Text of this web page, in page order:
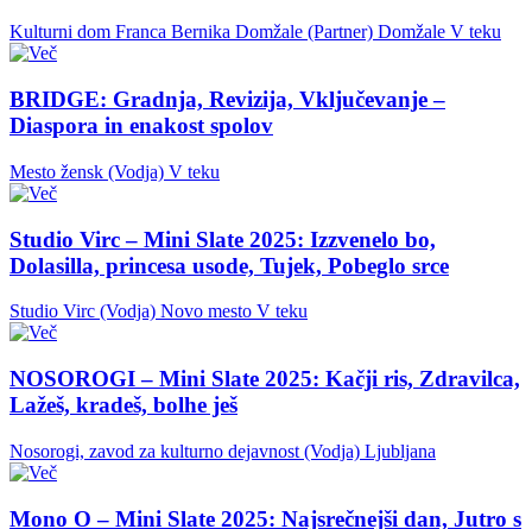
Kulturni dom Franca Bernika Domžale (Partner) Domžale V teku
BRIDGE: Gradnja, Revizija, Vključevanje –
Diaspora in enakost spolov
Mesto žensk (Vodja) V teku
Studio Virc – Mini Slate 2025: Izzvenelo bo,
Dolasilla, princesa usode, Tujek, Pobeglo srce
Studio Virc (Vodja) Novo mesto V teku
NOSOROGI – Mini Slate 2025: Kačji ris, Zdravilca,
Lažeš, kradeš, bolhe ješ
Nosorogi, zavod za kulturno dejavnost (Vodja) Ljubljana
Mono O – Mini Slate 2025: Najsrečnejši dan, Jutro s